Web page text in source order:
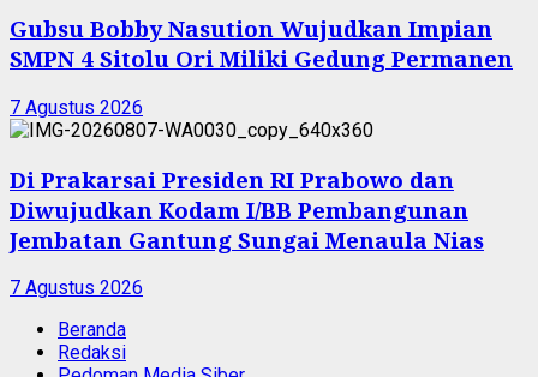
Gubsu Bobby Nasution Wujudkan Impian
SMPN 4 Sitolu Ori Miliki Gedung Permanen
7 Agustus 2026
Di Prakarsai Presiden RI Prabowo dan
Diwujudkan Kodam I/BB Pembangunan
Jembatan Gantung Sungai Menaula Nias
7 Agustus 2026
Beranda
Redaksi